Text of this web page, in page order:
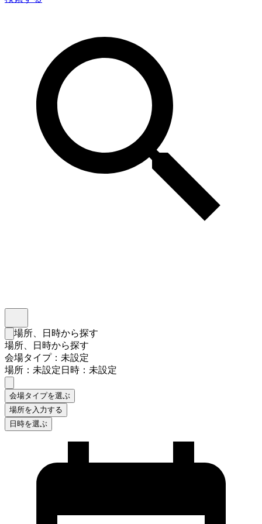
検索フォームを閉じる
場所、日時から探す
場所、日時から探す
会場タイプ：未設定
場所：未設定日時：未設定
会場タイプを選ぶ
場所を入力する
日時を選ぶ